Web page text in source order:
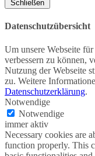
Schließen
Datenschutzübersicht
Um unsere Webseite
verbessern zu können,
Nutzung der Webseite
zu. Weitere
Datenschutzerklärung.
Notwendige
Notwendige
immer aktiv
Necessary cookies are
function properly. This